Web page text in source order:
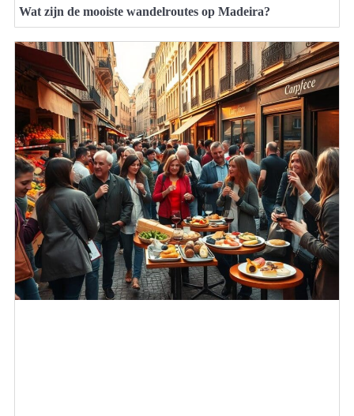
Wat zijn de mooiste wandelroutes op Madeira?